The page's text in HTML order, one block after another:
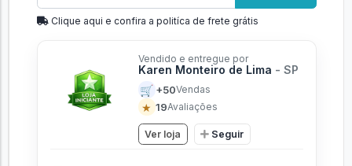
Clique aqui e confira a politíca de frete grátis
Vendido e entregue por
Karen Monteiro de Lima - SP
🛒 +50Vendas
★ 19Avaliações
Ver loja Seguir